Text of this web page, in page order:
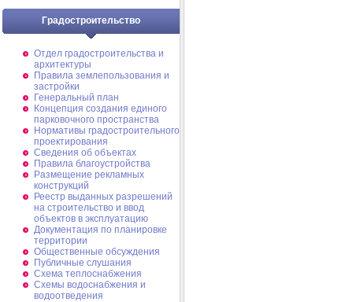
Градостроительство
Отдел градостроительства и
архитектуры
Правила землепользования и
застройки
Генеральный план
Концепция создания единого
парковочного пространства
Нормативы градостроительного
проектирования
Сведения об объектах
Правила благоустройства
Размещение рекламных
конструкций
Реестр выданных разрешений
на строительство и ввод
объектов в эксплуатацию
Документация по планировке
территории
Общественные обсуждения
Публичные слушания
Схема теплоснабжения
Схемы водоснабжения и
водоотведения